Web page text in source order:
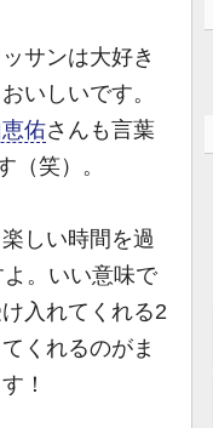
サンは大好き
いしいです。
佑さんも言葉
（笑）。
しい時間を過
。いい意味で
入れてくれる2
くれるのがま
！